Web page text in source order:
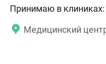
Принимаю в клиниках:
Медицинский